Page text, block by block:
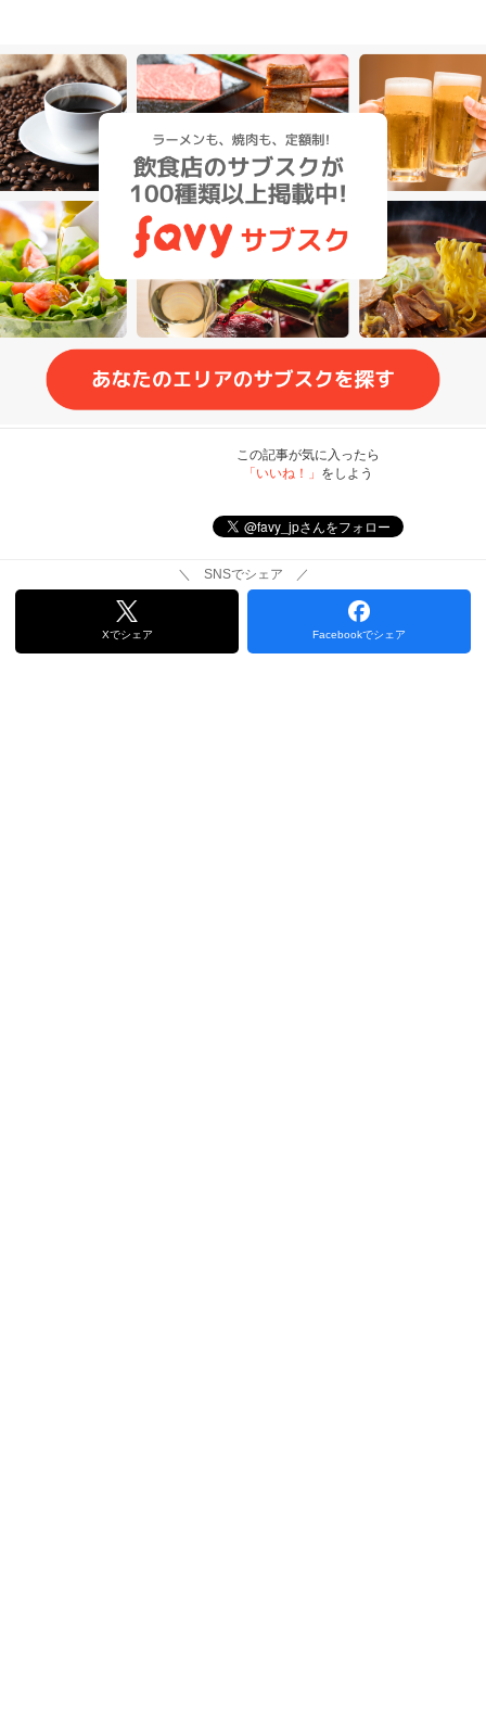
この記事が気に入ったら
「いいね！」 をしよう
＼ SNSでシェア ／
Xでシェア Facebookでシェア